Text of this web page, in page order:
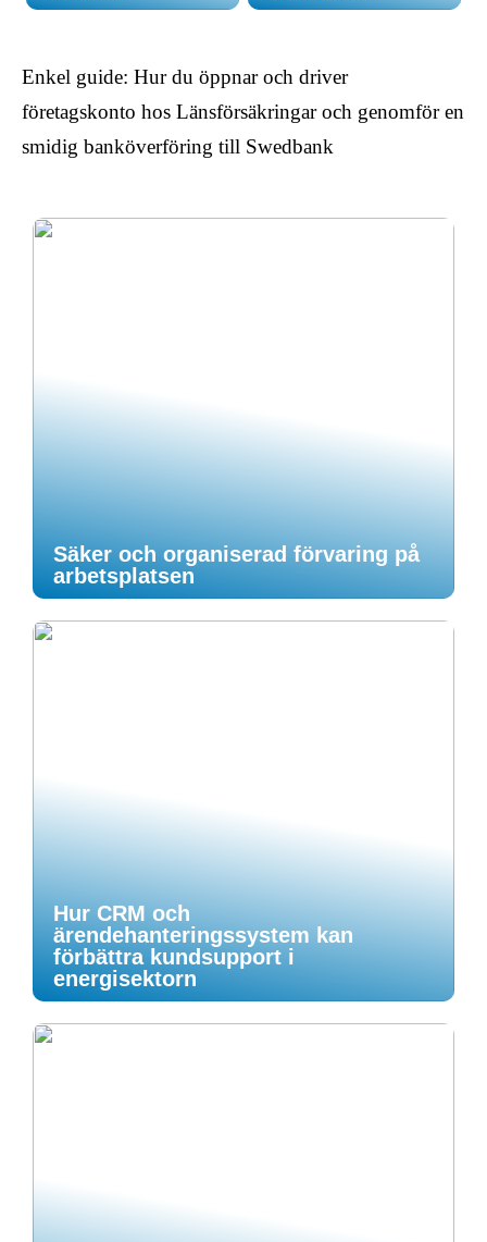
Enkel guide: Hur du öppnar och driver
företagskonto hos Länsförsäkringar och genomför en
smidig banköverföring till Swedbank
Säker och organiserad förvaring på
arbetsplatsen
Hur CRM och
ärendehanteringssystem kan
förbättra kundsupport i
energisektorn